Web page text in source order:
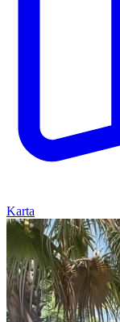
Karta